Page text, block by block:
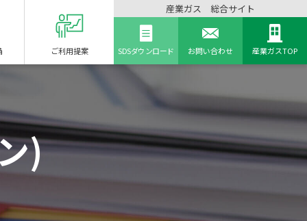
産業ガス 総合サイト
ご利用提案 SDSダウンロード お問い合わせ 産業ガスTOP
)